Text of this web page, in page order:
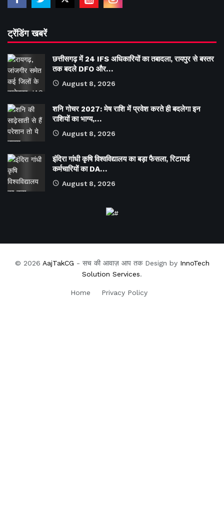
ट्रेंडिंग खबरें
छत्तीसगढ़ में 24 IFS अधिकारियों का तबादला, रायपुर से बस्तर
तक बदले DFO और…
August 8, 2026
शनि गोचर 2027: मेष राशि में प्रवेश करते ही बदलेगा इन
राशियों का भाग्य,…
August 8, 2026
इंदिरा गांधी कृषि विश्वविद्यालय का बड़ा फैसला, रिटायर्ड
कर्मचारियों का DA…
August 8, 2026
© 2026 AajTakCG - सच की आवाज़ आप तक Design by InnoTech
Solution Services.
Home Privacy Policy